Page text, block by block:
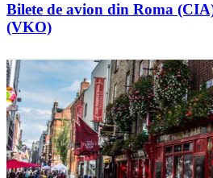
Bilete de avion din Roma
(VKO)